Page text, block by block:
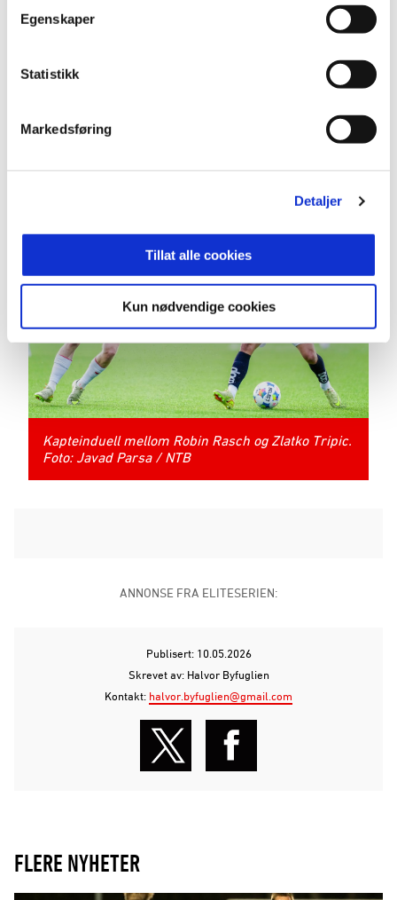
Egenskaper
Statistikk
Markedsføring
Detaljer
Tillat alle cookies
Kun nødvendige cookies
Momodou Lion Njie noen minutter før pause. Foto:
Javad Parsa / NTB
Kapteinduell mellom Robin Rasch og Zlatko Tripic.
Foto: Javad Parsa / NTB
ANNONSE FRA ELITESERIEN:
Publisert: 10.05.2026
Skrevet av: Halvor Byfuglien
Kontakt: halvor.byfuglien@gmail.com
FLERE NYHETER